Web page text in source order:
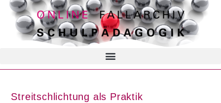
Streitschlichtung als Praktik